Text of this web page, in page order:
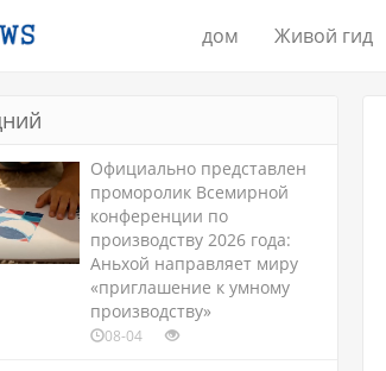
дом Живой гид
Официально представлен
проморолик Всемирной
конференции по
производству 2026 года:
Аньхой направляет миру
«приглашение к умному
производству»
08-04